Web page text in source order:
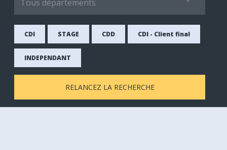
CDI STAGE CDD CDI - Client final
INDEPENDANT
RELANCEZ LA RECHERCHE